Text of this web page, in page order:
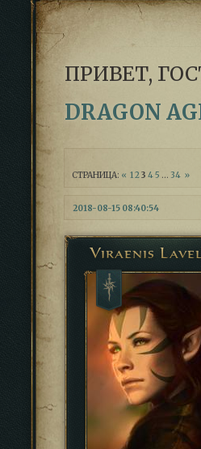
ПРИВЕТ,
DRAGON
СТРАНИЦА: « 123 45 … 34 »
2018-08-15 08:40:54
Viraenis